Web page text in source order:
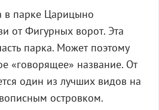
в парке Царицыно
от Фигурных ворот. Эта
парка. Может поэтому
«говорящее» название. От
один из лучших видов на
островком.